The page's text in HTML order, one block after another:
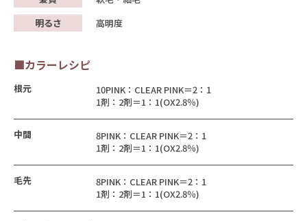
明るさ
高明度
■カラーレシピ
根元
10PINK：CLEAR PINK＝2：1
1剤：2剤＝1：1(OX2.8％)
中間
8PINK：CLEAR PINK＝2：1
1剤：2剤＝1：1(OX2.8％)
毛先
8PINK：CLEAR PINK＝2：1
1剤：2剤＝1：1(OX2.8％)